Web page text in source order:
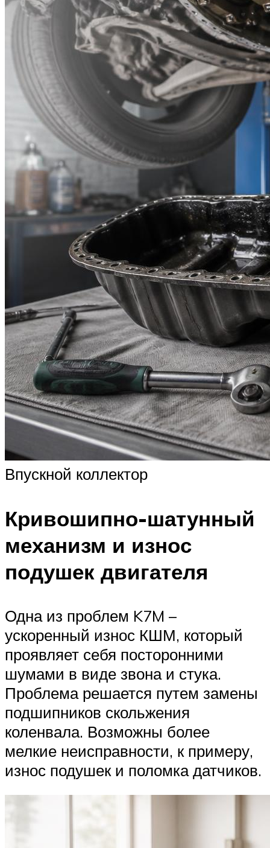
Впускной коллектор
Кривошипно-шатунный
механизм и износ
подушек двигателя
Одна из проблем K7M –
ускоренный износ КШМ, который
проявляет себя посторонними
шумами в виде звона и стука.
Проблема решается путем замены
подшипников скольжения
коленвала. Возможны более
мелкие неисправности, к примеру,
износ подушек и поломка датчиков.